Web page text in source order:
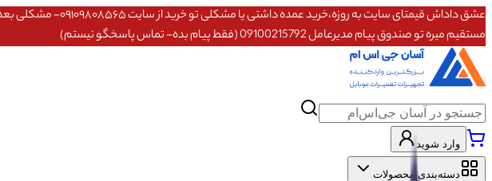
مستقیم میره تو صندوق پیام مدیرعامل 09100215792 (فقط پیام بده- تماس پاسخگو نیستم)
وارد شوید
دسته‌بندی محصولات